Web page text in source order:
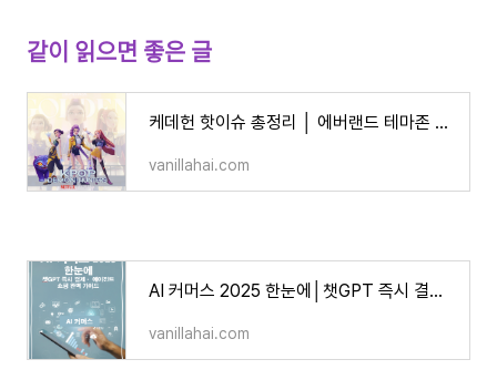
같이 읽으면 좋은 글
케데헌 핫이슈 총정리 │ 에버랜드 테마존 오픈런·굿즈 38종·‘골든’ 빌보드 6주·UK 8주 1위
vanillahai.com
AI 커머스 2025 한눈에│챗GPT 즉시 결제· 에이전트 쇼핑 완벽 가이드
vanillahai.com